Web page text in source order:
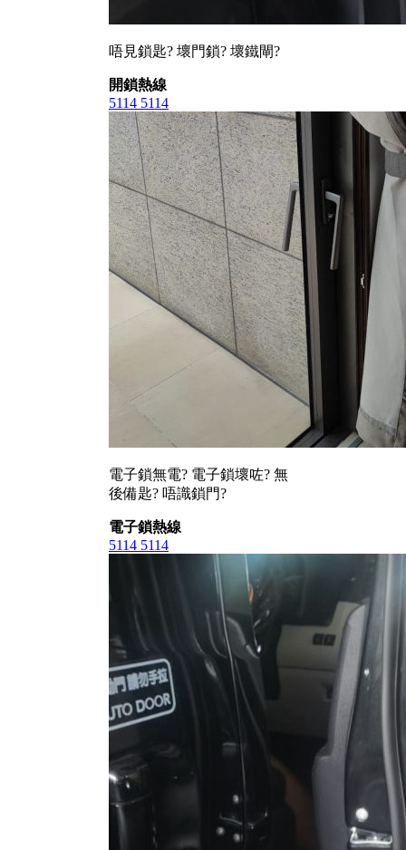
唔見鎖匙? 壞門鎖? 壞鐵閘?
開鎖熱線
5114 5114
電子鎖無電? 電子鎖壞咗? 無
後備匙? 唔識鎖門?
電子鎖熱線
5114 5114